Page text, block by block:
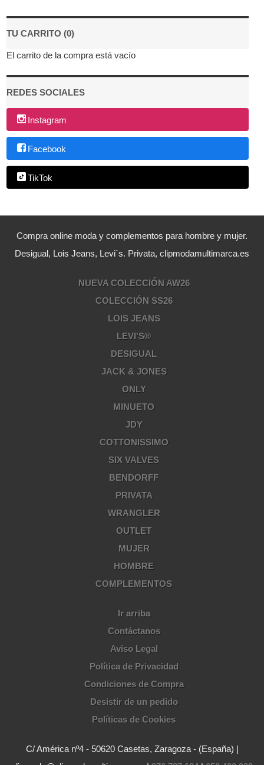
TU CARRITO (0)
El carrito de la compra está vacío
REDES SOCIALES
Instagram
Facebook
TikTok
Compra online moda y complementos para hombre y mujer.
Desigual, Lois Jeans, Levi´s. Privata, clipmodamultimarca.es
NUEVA COLECCIÓN AW26
COLECCIÓN SS26
LOIS JEANS
LEVI'S®
DESIGUAL
JACK & JONES
ONLY
MINUETO
JDY
COTTONISSIMO
SIX VALVES
BENDORFF
PRIVATA
WRANGLER
OUTLET
MUJER
HOMBRE
COMPLEMENTOS
Ir arriba
Contáctanos
Aviso Legal
Política de Privacidad
Condiciones de Compra
Desistir de un pedido
Políticas de Cookies
C/ América nº4 - 50620 Casetas, Zaragoza - (España) |